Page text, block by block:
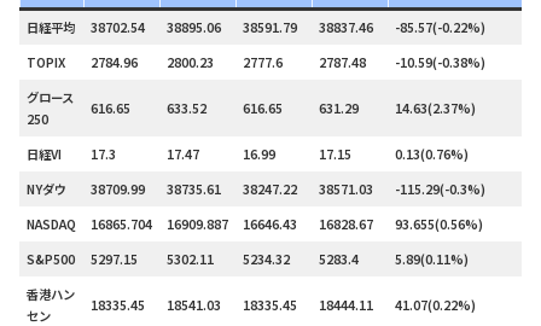
日経平均 38702.54 38895.06 38591.79 38837.46 -85.57(-0.22%)
TOPIX
2784.96 2800.23 2777.6 2787.48 -10.59(-0.38%)
グロース
250
616.65 633.52 616.65 631.29 14.63(2.37%)
日経VI 17.3 17.47 16.99 17.15 0.13(0.76%)
NYダウ
38709.99 38735.61 38247.22 38571.03 -115.29(-0.3%)
NASDAQ
16865.704 16909.887 16646.43 16828.67 93.655(0.56%)
S&P500
5297.15 5302.11 5234.32 5283.4 5.89(0.11%)
香港ハン
セン
18335.45 18541.03 18335.45 18444.11 41.07(0.22%)